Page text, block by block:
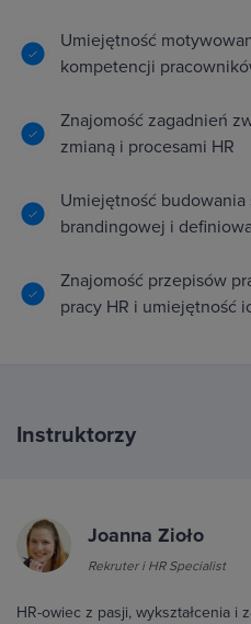
Umiejętność
kompetencji
Znajomość zagadnień
zmianą i procesami HR
Umiejętność
brandingowej i
Znajomość przepisów
pracy HR i umiejętność
Instruktorzy
Joanna Zioło
Rekruter i HR Specialist
HR-owiec z pasji, wykształcenia i